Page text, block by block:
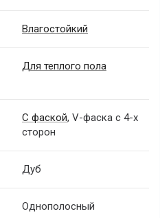
Влагостойкий
Для теплого пола
С фаской, V-фаска с 4-х
сторон
Дуб
Однополосный